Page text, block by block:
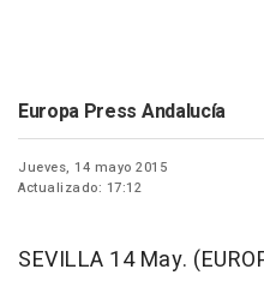
Europa Press Andalucía
Jueves, 14 mayo 2015
Actualizado: 17:12
SEVILLA 14 May.